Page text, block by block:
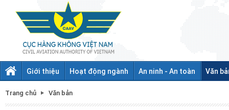
Giới thiệu Hoạt động ngành An ninh - An toàn Văn
Trang chủ Văn bản